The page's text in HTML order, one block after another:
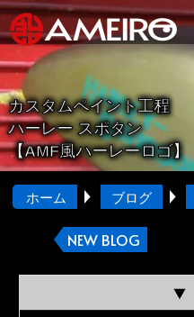
カスタムペイント工程
ハーレー スポタン
【AMF風ハーレーロゴ】
ホーム ブログ
NEW BLOG